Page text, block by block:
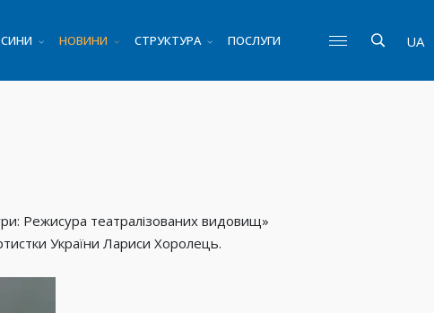
НОВИНИ СТРУКТУРА ПОСЛУГИ UA
Режисура театралізованих видовищ»
України Лариси Хоролець.